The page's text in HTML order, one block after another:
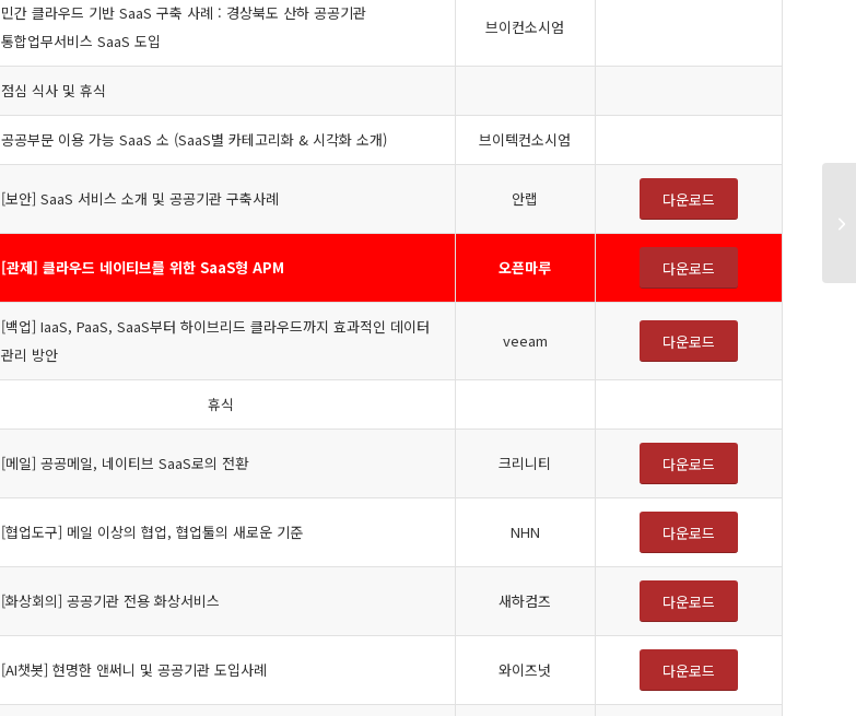
민간 클라우드 기반 SaaS 구축 사례 : 경상북도 산하 공공기관
통합업무서비스 SaaS 도입
브이컨소시엄
점심 식사 및 휴식
공공부문 이용 가능 SaaS 소 (SaaS별 카테고리화 & 시각화 소개) 브이텍컨소시엄
[보안] SaaS 서비스 소개 및 공공기관 구축사례 안랩 다운로드
[관제] 클라우드 네이티브를 위한 SaaS형 APM 오픈마루 다운로드
[백업] IaaS, PaaS, SaaS부터 하이브리드 클라우드까지 효과적인 데이터
관리 방안
veeam 다운로드
휴식
[메일] 공공메일, 네이티브 SaaS로의 전환 크리니티 다운로드
[협업도구] 메일 이상의 협업, 협업툴의 새로운 기준 NHN 다운로드
[화상회의] 공공기관 전용 화상서비스 새하컴즈 다운로드
[AI챗봇] 현명한 앤써니 및 공공기관 도입사례 와이즈넛 다운로드